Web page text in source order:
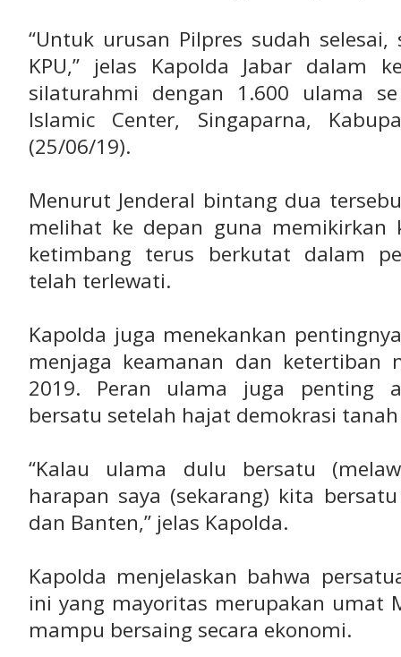
“Untuk urusan Pilpres sudah
KPU,” jelas Kapolda Jabar dalam
silaturahmi dengan 1.600 ulama
Islamic Center, Singaparna,
(25/06/19).
Menurut Jenderal bintang dua
melihat ke depan guna memikirkan
ketimbang terus berkutat dalam
telah terlewati.
Kapolda juga menekankan
menjaga keamanan dan ketertiban
2019. Peran ulama juga penting
bersatu setelah hajat demokrasi
“Kalau ulama dulu bersatu
harapan saya (sekarang) kita
dan Banten,” jelas Kapolda.
Kapolda menjelaskan bahwa
ini yang mayoritas merupakan umat
mampu bersaing secara ekonomi.
East Pacific Rise | 2026-05-20 17:43:02